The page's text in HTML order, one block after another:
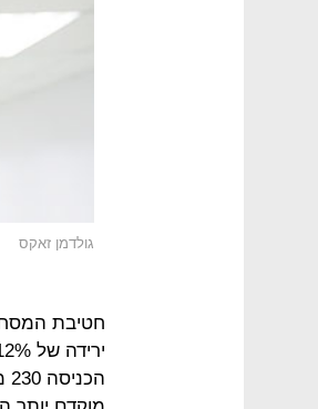
גולדמן זאקס